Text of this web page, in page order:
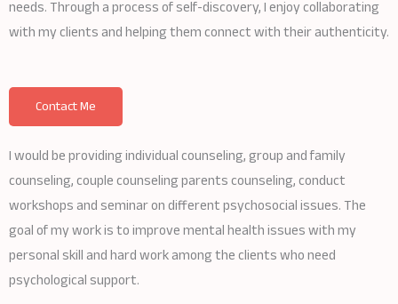
needs. Through a process of self-discovery, I enjoy collaborating
with my clients and helping them connect with their authenticity.
Contact Me
I would be providing individual counseling, group and family
counseling, couple counseling parents counseling, conduct
workshops and seminar on different psychosocial issues. The
goal of my work is to improve mental health issues with my
personal skill and hard work among the clients who need
psychological support.